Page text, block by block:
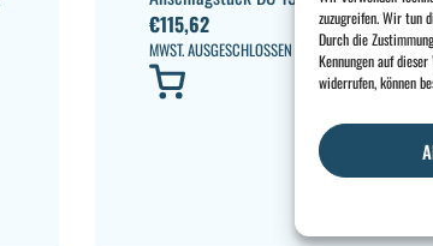
zuzugreifen. Wir tun
Durch die
Kennungen auf
widerrufen, können
€115,62
MWST. AUSGESCHLOSSEN